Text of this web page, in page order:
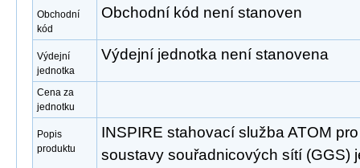
Obchodní
kód
Obchodní kód není stanoven
Výdejní
jednotka
Výdejní jednotka není stanovena
Cena za
jednotku
Popis
produktu
INSPIRE stahovací služba ATOM
soustavy souřadnicových sítí (GGS)